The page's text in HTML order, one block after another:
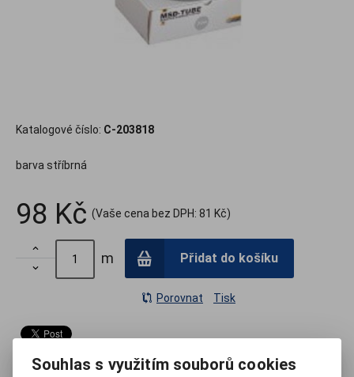
Katalogové číslo: C-203818
barva stříbrná
98 Kč (Vaše cena bez DPH: 81 Kč)


m Přidat do košíku
Porovnat Tisk
Záruka (měsíců): 24 Termín dodání (dny): skladem
Souhlas s využitím souborů cookies